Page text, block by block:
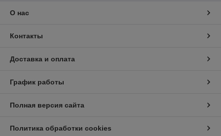
О нас
Контакты
Доставка и оплата
График работы
Полная версия сайта
Политика обработки cookies